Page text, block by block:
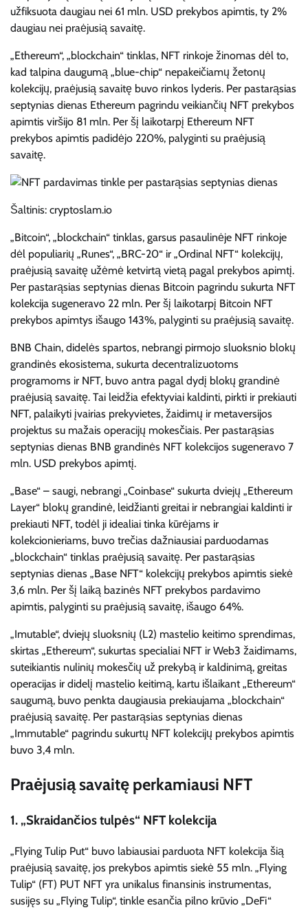
užfiksuota daugiau nei 61 mln. USD prekybos apimtis, ty 2%
daugiau nei praėjusią savaitę.
„Ethereum“, „blockchain“ tinklas, NFT rinkoje žinomas dėl to,
kad talpina daugumą „blue-chip“ nepakeičiamų žetonų
kolekcijų, praėjusią savaitę buvo rinkos lyderis. Per pastarąsias
septynias dienas Ethereum pagrindu veikiančių NFT prekybos
apimtis viršijo 81 mln. Per šį laikotarpį Ethereum NFT
prekybos apimtis padidėjo 220%, palyginti su praėjusią
savaitę.
Šaltinis: cryptoslam.io
„Bitcoin“, „blockchain“ tinklas, garsus pasaulinėje NFT rinkoje
dėl populiarių „Runes“, „BRC-20“ ir „Ordinal NFT“ kolekcijų,
praėjusią savaitę užėmė ketvirtą vietą pagal prekybos apimtį.
Per pastarąsias septynias dienas Bitcoin pagrindu sukurta NFT
kolekcija sugeneravo 22 mln. Per šį laikotarpį Bitcoin NFT
prekybos apimtys išaugo 143%, palyginti su praėjusią savaitę.
BNB Chain, didelės spartos, nebrangi pirmojo sluoksnio blokų
grandinės ekosistema, sukurta decentralizuotoms
programoms ir NFT, buvo antra pagal dydį blokų grandinė
praėjusią savaitę. Tai leidžia efektyviai kaldinti, pirkti ir prekiauti
NFT, palaikyti įvairias prekyvietes, žaidimų ir metaversijos
projektus su mažais operacijų mokesčiais. Per pastarąsias
septynias dienas BNB grandinės NFT kolekcijos sugeneravo 7
mln. USD prekybos apimtį.
„Base“ – saugi, nebrangi „Coinbase“ sukurta dviejų „Ethereum
Layer“ blokų grandinė, leidžianti greitai ir nebrangiai kaldinti ir
prekiauti NFT, todėl ji idealiai tinka kūrėjams ir
kolekcionieriams, buvo trečias dažniausiai parduodamas
„blockchain“ tinklas praėjusią savaitę. Per pastarąsias
septynias dienas „Base NFT“ kolekcijų prekybos apimtis siekė
3,6 mln. Per šį laiką bazinės NFT prekybos pardavimo
apimtis, palyginti su praėjusią savaitę, išaugo 64%.
„Imutable“, dviejų sluoksnių (L2) mastelio keitimo sprendimas,
skirtas „Ethereum“, sukurtas specialiai NFT ir Web3 žaidimams,
suteikiantis nulinių mokesčių už prekybą ir kaldinimą, greitas
operacijas ir didelį mastelio keitimą, kartu išlaikant „Ethereum“
saugumą, buvo penkta daugiausia prekiaujama „blockchain“
praėjusią savaitę. Per pastarąsias septynias dienas
„Immutable“ pagrindu sukurtų NFT kolekcijų prekybos apimtis
buvo 3,4 mln.
Praėjusią savaitę perkamiausi NFT
1. „Skraidančios tulpės“ NFT kolekcija
„Flying Tulip Put“ buvo labiausiai parduota NFT kolekcija šią
praėjusią savaitę, jos prekybos apimtis siekė 55 mln. „Flying
Tulip“ (FT) PUT NFT yra unikalus finansinis instrumentas,
susijęs su „Flying Tulip“, tinkle esančia pilno krūvio „DeFi“